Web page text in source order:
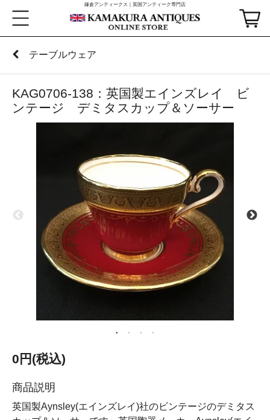
鎌倉アンティークス｜英国アンティーク専門店
テーブルウェア
KAG0706-138：英国製エインズレイ ビ
ンテージ デミタスカップ＆ソーサー
0円(税込)
商品説明
英国製Aynsley(エインズレイ)社のビンテージのデミタス